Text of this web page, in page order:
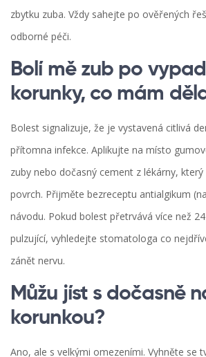
zbytku zuba. Vždy sahejte po ověřených
odborné péči.
Bolí mě zub po
korunky, co mám
Bolest signalizuje, že je vystavená citlivá
přítomna infekce. Aplikujte na místo
zuby nebo dočasný cement z lékárny,
povrch. Přijměte bezreceptu antialgikum
návodu. Pokud bolest přetrvává více než
pulzující, vyhledejte stomatologa co
zánět nervu.
Můžu jíst s dočasně
korunkou?
Ano, ale s velkými omezeními. Vyhněte se